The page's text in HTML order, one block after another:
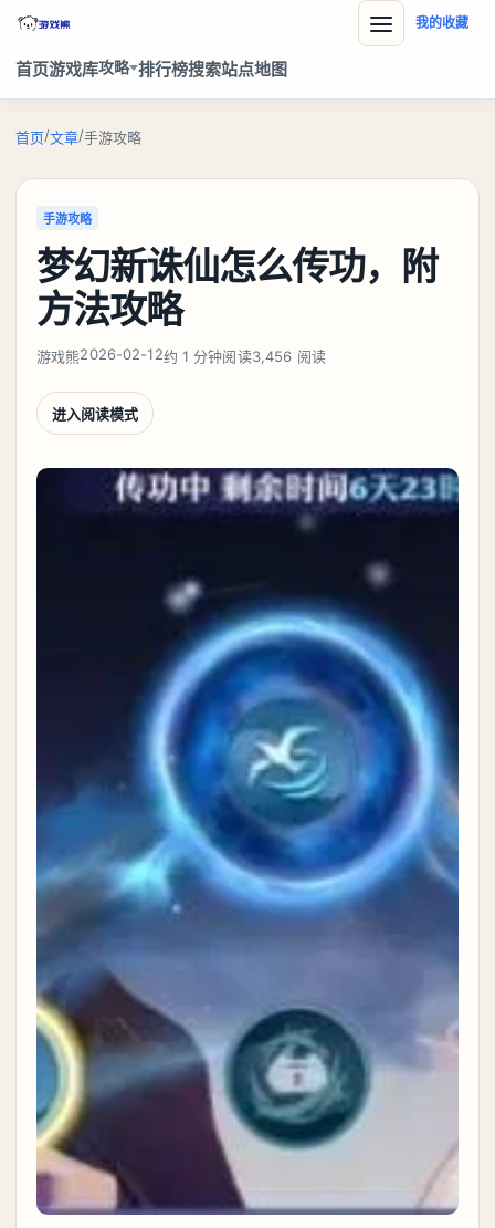
首页游戏库攻略 排行榜搜索站点地图
我的收藏
首页/文章/手游攻略
手游攻略
梦幻新诛仙怎么传功，附
方法攻略
游戏熊2026-02-12约 1 分钟阅读3,456 阅读
进入阅读模式